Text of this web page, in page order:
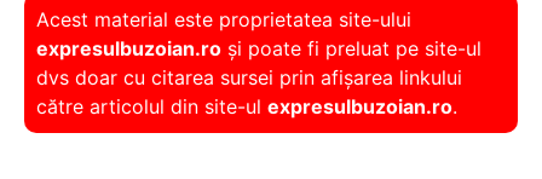
Acest material este proprietatea site-ului
expresulbuzoian.ro și poate fi preluat pe site-ul
dvs doar cu citarea sursei prin afișarea linkului
către articolul din site-ul expresulbuzoian.ro.